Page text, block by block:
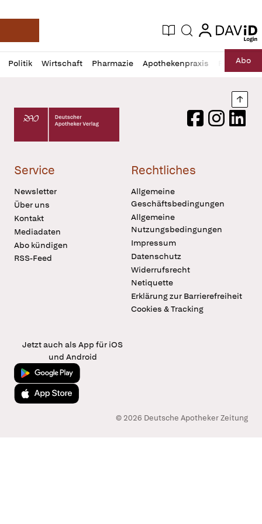
Deutsche Apotheker Zeitung
Aktuelle Ausgabe
Suche login
login
Politik Wirtschaft Pharmazie Apothekenpraxis RechtAbo
Profil
öffnen
Daz
Pur
Deutscher Apotheker Verlag Logo
FacebookInstagram
Service
Newsletter
Über uns
Kontakt
Mediadaten
Abo kündigen
RSS-Feed
Rechtliches
Allgemeine
Geschäftsbedingungen
Allgemeine
Nutzungsbedingungen
Impressum
Datenschutz
Widerrufsrecht
Netiquette
Erklärung zur Barrierefreiheit
Cookies & Tracking
Jetzt auch als App für iOS
und Android
Jetzt bei Google Play
Laden im App Store
© 2026 Deutsche Apotheker Zeitung